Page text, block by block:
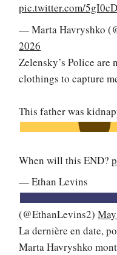
pic.twitter.com/
— Marta Havryshko
2026
Zelensky’s Police
clothings to capture
This father was
When will this END?
— Ethan Levins
(@EthanLevins2)
La dernière en date,
Marta Havryshko